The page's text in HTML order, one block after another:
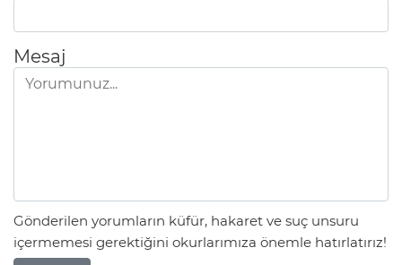
Mesaj
Gönderilen yorumların küfür, hakaret ve suç unsuru
içermemesi gerektiğini okurlarımıza önemle hatırlatırız!